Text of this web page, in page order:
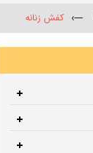
—› کفش زنانه